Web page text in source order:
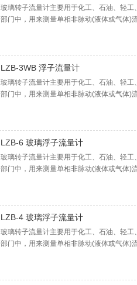
玻璃转子流量计主要用于化工、石油、轻
部门中，用来测量单相非脉动(液体或气体)
LZB-3WB 浮子流量计
玻璃转子流量计主要用于化工、石油、轻
部门中，用来测量单相非脉动(液体或气体)
LZB-6 玻璃浮子流量计
玻璃转子流量计主要用于化工、石油、轻
部门中，用来测量单相非脉动(液体或气体)
LZB-4 玻璃浮子流量计
玻璃转子流量计主要用于化工、石油、轻
部门中，用来测量单相非脉动(液体或气体)